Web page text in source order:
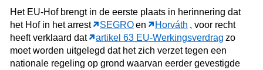
Het EU-Hof brengt in de eerste plaats in herinnering dat
het Hof in het arrest
SEGROen Horváth , voor recht
heeft verklaard dat
artikel 63 EU-Werkingsverdrag zo
moet worden uitgelegd dat het zich verzet tegen een
nationale regeling op grond waarvan eerder gevestigde